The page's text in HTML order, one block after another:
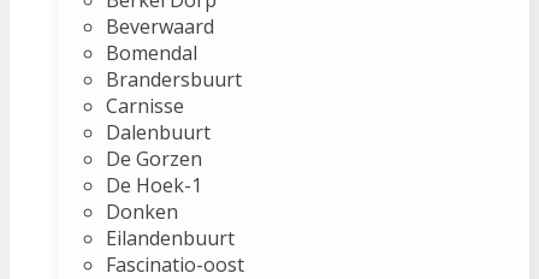
Beverwaard
Bomendal
Brandersbuurt
Carnisse
Dalenbuurt
De Gorzen
De Hoek-1
Donken
Eilandenbuurt
Fascinatio-oost